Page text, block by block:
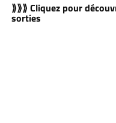
⟫⟫⟫ Cliquez pour
sorties